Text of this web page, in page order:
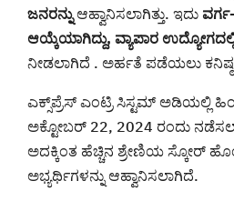
ಜನರನ್ನುಆಹ್ವಾನಿಸಲಾಗಿತ್ತು. ಇದು
ಆಯ್ಕೆಯಾಗಿದ್ದು, ವ್ಯಾಪಾರ
ನೀಡಲಾಗಿದೆ . ಅರ್ಹತೆ ಪಡೆಯಲು
ಎಕ್ಸ್‌ಪ್ರೆಸ್ ಎಂಟ್ರಿ ಸಿಸ್ಟಮ್ ಅಡಿಯಲ್ಲಿ
ಅಕ್ಟೋಬರ್ 22, 2024 ರಂದು
ಅದಕ್ಕಿಂತ ಹೆಚ್ಚಿನ ಶ್ರೇಣಿಯ ಸ್ಕೋರ್
ಅಭ್ಯರ್ಥಿಗಳನ್ನು ಆಹ್ವಾನಿಸಲಾಗಿದೆ.